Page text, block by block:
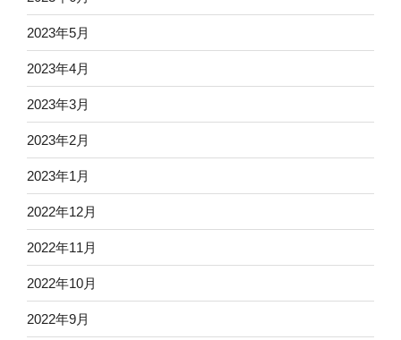
2023年5月
2023年4月
2023年3月
2023年2月
2023年1月
2022年12月
2022年11月
2022年10月
2022年9月